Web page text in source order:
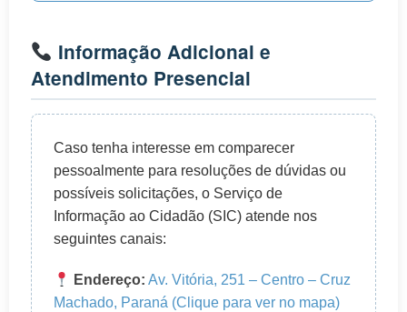
Informação Adicional e
Atendimento Presencial
Caso tenha interesse em comparecer
pessoalmente para resoluções de dúvidas ou
possíveis solicitações, o Serviço de
Informação ao Cidadão (SIC) atende nos
seguintes canais:
Endereço: Av. Vitória, 251 – Centro – Cruz
Machado, Paraná (Clique para ver no mapa)